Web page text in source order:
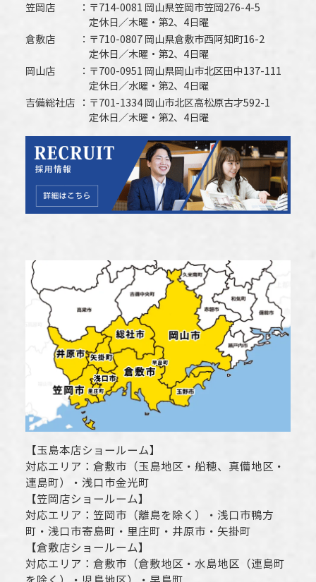
笠岡店
〒714-0081 岡山県笠岡市笠岡276-4-5
定休日／木曜・第2、4日曜
倉敷店
〒710-0807 岡山県倉敷市西阿知町16-2
定休日／木曜・第2、4日曜
岡山店
〒700-0951 岡山県岡山市北区田中137-111
定休日／水曜・第2、4日曜
吉備総社店
〒701-1334 岡山市北区高松原古才592-1
定休日／木曜・第2、4日曜
【玉島本店ショールーム】
対応エリア： 倉敷市 （玉島地区・船穂、真備地区・
連島町）・ 浅口市金光町
【笠岡店ショールーム】
対応エリア： 笠岡市（離島を除く） ・ 浅口市鴨方
町・ 浅口市寄島町・里庄町・ 井原市 ・矢掛町
【倉敷店ショールーム】
対応エリア： 倉敷市 （倉敷地区・水島地区（連島町